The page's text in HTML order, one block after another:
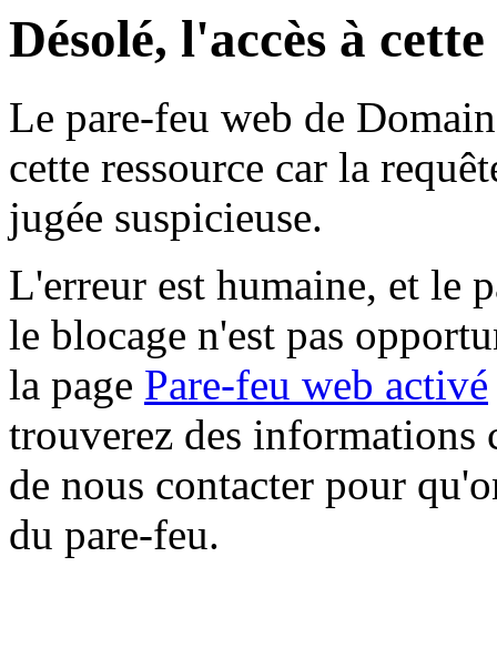
Désolé, l'accès à
Le pare-feu web de
cette ressource car la
jugée suspicieuse.
L'erreur est humaine, et le
le blocage n'est pas
la page Pare-feu web activé
trouverez des informations
de nous contacter pour
du pare-feu.